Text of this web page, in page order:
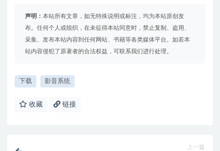
声明： 本站所有文章，如无特殊说明或标注，均为本站原创发
布。任何个人或组织，在未征得本站同意时，禁止复制、盗用、
采集、发布本站内容到任何网站、书籍等各类媒体平台。如若本
站内容侵犯了原著者的合法权益，可联系我们进行处理。
下载 影音系统
收藏 链接
上一篇